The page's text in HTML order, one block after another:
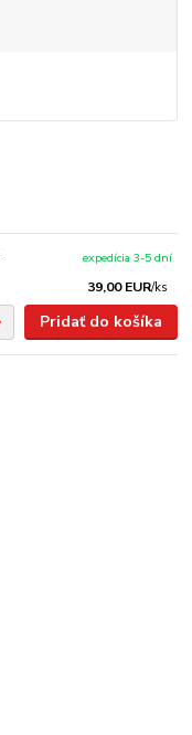
39,00 EUR/ks
expedícia 3-5 dní
Pridať do košíka